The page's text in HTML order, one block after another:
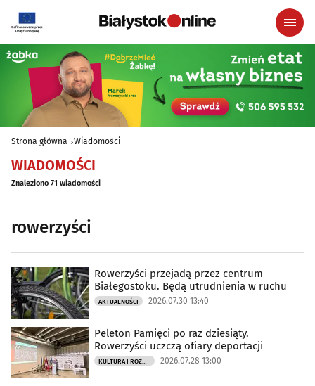
Strona główna Wiadomości
WIADOMOŚCI
Znaleziono 71 wiadomości
rowerzyści
Rowerzyści przejadą przez centrum
Białegostoku. Będą utrudnienia w ruchu
AKTUALNOŚCI 2026.07.30 13:40
Peleton Pamięci po raz dziesiąty.
Rowerzyści uczczą ofiary deportacji
KULTURA I ROZRYWKA 2026.07.28 13:00